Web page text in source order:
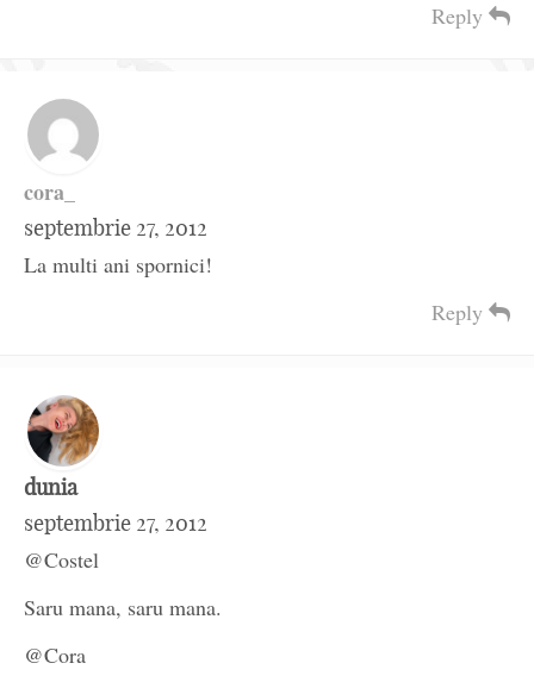
Reply
cora_
septembrie 27, 2012
La multi ani spornici!
Reply
dunia
septembrie 27, 2012
@Costel
Saru mana, saru mana.
@Cora